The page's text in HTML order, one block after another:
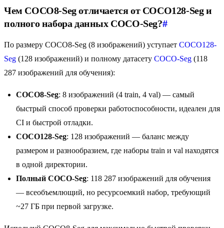
Чем COCO8-Seg отличается от COCO128-Seg и
полного набора данных COCO-Seg?#
По размеру COCO8-Seg (8 изображений) уступает COCO128-
Seg (128 изображений) и полному датасету COCO-Seg (118
287 изображений для обучения):
COCO8-Seg: 8 изображений (4 train, 4 val) — самый
быстрый способ проверки работоспособности, идеален для
CI и быстрой отладки.
COCO128-Seg: 128 изображений — баланс между
размером и разнообразием, где наборы train и val находятся
в одной директории.
Полный COCO-Seg: 118 287 изображений для обучения
— всеобъемлющий, но ресурсоемкий набор, требующий
~27 ГБ при первой загрузке.